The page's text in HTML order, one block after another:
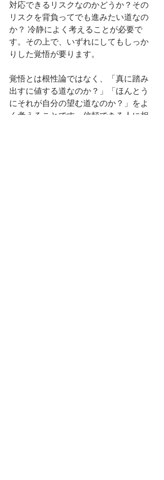
対応できるリスクなのかどうか？その
リスクを背負ってでも進みたい道なの
か？ 冷静によく考えることが必要で
す。その上で、いずれにしてもしっか
りした覚悟が要ります。
覚悟とは根性論ではなく、「真に踏み
出すに値する道なのか？」「ほんとう
にそれが自分の望む道なのか？」をよ
く考えることです。信頼できる人に相